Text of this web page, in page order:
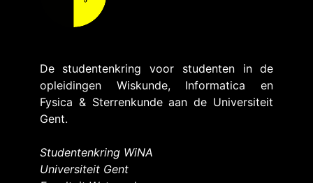
De studentenkring voor studenten in de
opleidingen Wiskunde, Informatica en
Fysica & Sterrenkunde aan de Universiteit
Gent.
Studentenkring WiNA
Universiteit Gent